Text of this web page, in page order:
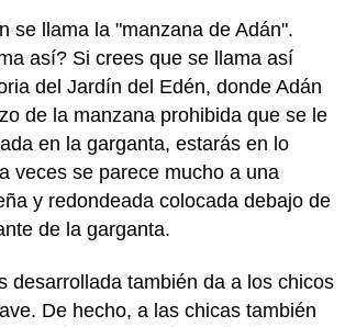
se llama la "manzana de Adán".
así? Si crees que se llama así
del Jardín del Edén, donde Adán
de la manzana prohibida que se le
en la garganta, estarás en lo
veces se parece mucho a una
y redondeada colocada debajo de
de la garganta.
desarrollada también da a los chicos
De hecho, a las chicas también